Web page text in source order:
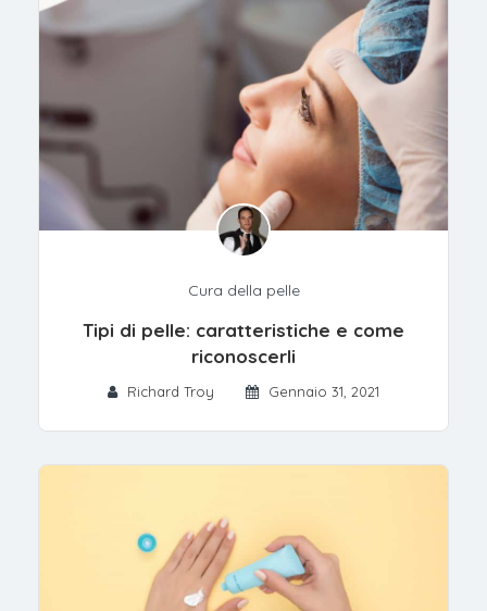
Cura della pelle
Tipi di pelle: caratteristiche e come
riconoscerli
Richard Troy Gennaio 31, 2021